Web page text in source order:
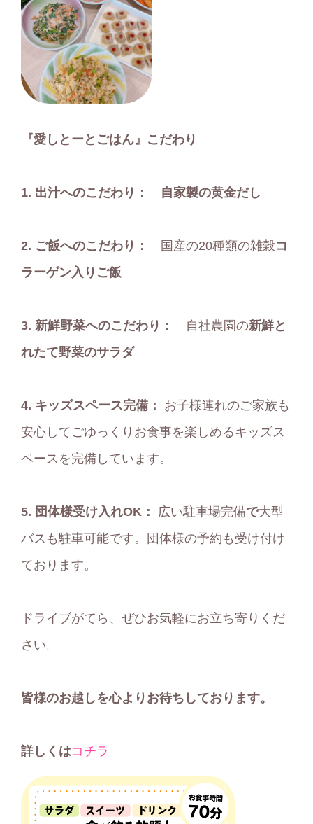
『愛しとーとごはん』こだわり
1. 出汁へのこだわり： 自家製の黄金だし
2. ご飯へのこだわり： 国産の20種類の雑穀コ
ラーゲン入りご飯
3. 新鮮野菜へのこだわり： 自社農園の新鮮と
れたて野菜のサラダ
4. キッズスペース完備：
お子様連れのご家族も
安心してごゆっくりお食事を楽しめるキッズス
ペースを完備しています。
5. 団体様受け入れOK： 広い駐車場完備で大型
バスも駐車可能です。団体様の予約も受け付け
ております。
ドライブがてら、ぜひお気軽にお立ち寄りくだ
さい。
皆様のお越しを心よりお待ちしております。
詳しくはコチラ